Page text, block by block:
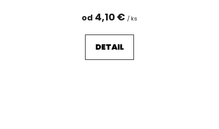
od 4,10 € / ks
DETAIL